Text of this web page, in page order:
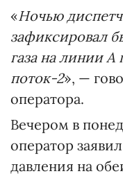
«Ночью
зафиксировал
газа на линии А
поток-2», —
оператора.
Вечером в
оператор
давления на